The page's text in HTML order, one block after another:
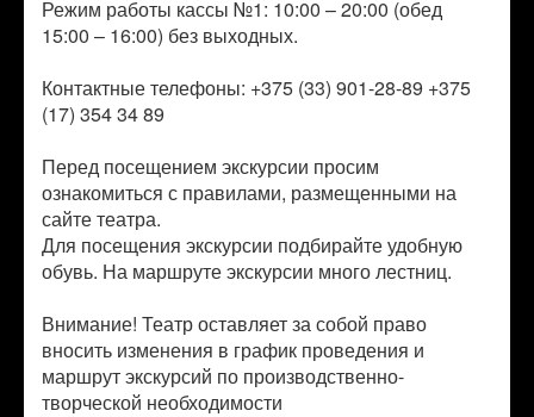
Режим работы кассы №1: 10:00 – 20:00 (обед
15:00 – 16:00) без выходных.
Контактные телефоны: +375 (33) 901-28-89 +375
(17) 354 34 89
Перед посещением экскурсии просим
ознакомиться с правилами, размещенными на
сайте театра.
Для посещения экскурсии подбирайте удобную
обувь. На маршруте экскурсии много лестниц.
Внимание! Театр оставляет за собой право
вносить изменения в график проведения и
маршрут экскурсий по производственно-
творческой необходимости